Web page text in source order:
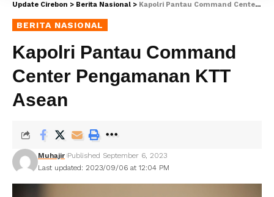
Update Cirebon > Berita Nasional > Kapolri Pantau Command Center Pengamanan KTT Asean
BERITA NASIONAL
Kapolri Pantau Command
Center Pengamanan KTT
Asean
Last updated: 2023/09/06 at 12:04 PM
Muhajir Published September 6, 2023